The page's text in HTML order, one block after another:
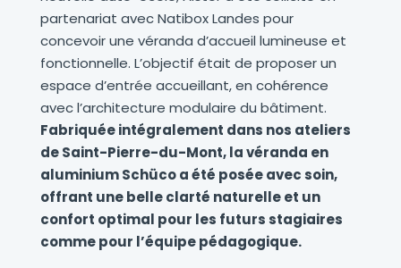
partenariat avec Natibox Landes pour
concevoir une véranda d’accueil lumineuse et
fonctionnelle. L’objectif était de proposer un
espace d’entrée accueillant, en cohérence
avec l’architecture modulaire du bâtiment.
Fabriquée intégralement dans nos ateliers
de Saint-Pierre-du-Mont, la véranda en
aluminium Schüco a été posée avec soin,
offrant une belle clarté naturelle et un
confort optimal pour les futurs stagiaires
comme pour l’équipe pédagogique.